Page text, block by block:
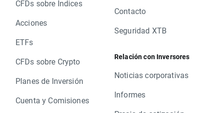
CFDs sobre Índices
Acciones
ETFs
CFDs sobre Crypto
Planes de Inversión
Cuenta y Comisiones
Contacto
Seguridad XTB
Relación con Inversores
Noticias corporativas
Informes